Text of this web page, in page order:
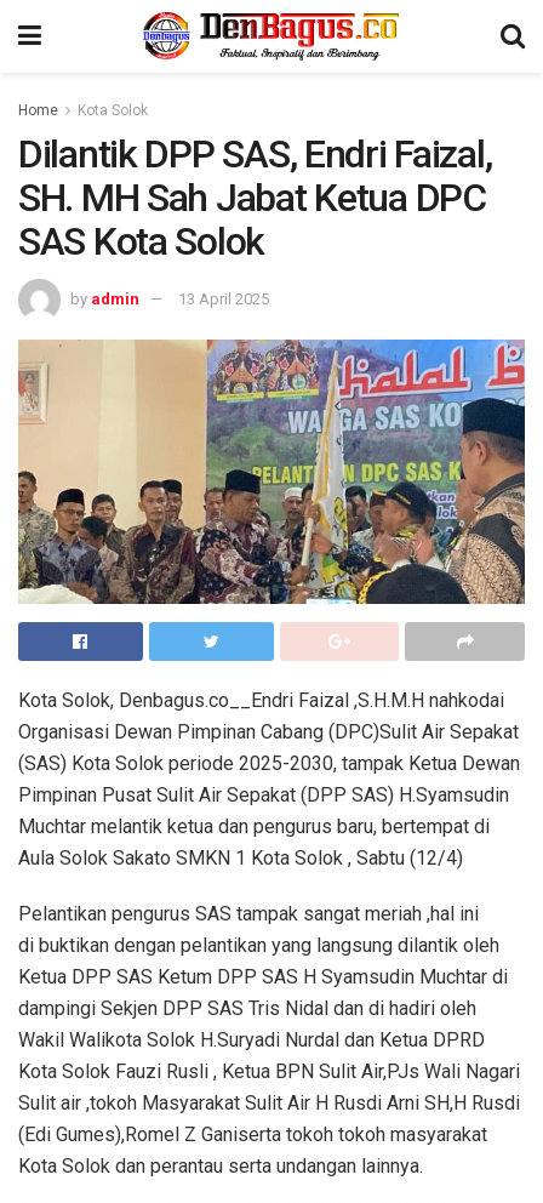
Home Kota Solok
Dilantik DPP SAS, Endri Faizal,
SH. MH Sah Jabat Ketua DPC
SAS Kota Solok
by admin 13 April 2025
Kota Solok, Denbagus.co__Endri Faizal ,S.H.M.H nahkodai
Organisasi Dewan Pimpinan Cabang (DPC)Sulit Air Sepakat
(SAS) Kota Solok periode 2025-2030, tampak Ketua Dewan
Pimpinan Pusat Sulit Air Sepakat (DPP SAS) H.Syamsudin
Muchtar melantik ketua dan pengurus baru, bertempat di
Aula Solok Sakato SMKN 1 Kota Solok , Sabtu (12/4)
Pelantikan pengurus SAS tampak sangat meriah ,hal ini
di buktikan dengan pelantikan yang langsung dilantik oleh
Ketua DPP SAS Ketum DPP SAS H Syamsudin Muchtar di
dampingi Sekjen DPP SAS Tris Nidal dan di hadiri oleh
Wakil Walikota Solok H.Suryadi Nurdal dan Ketua DPRD
Kota Solok Fauzi Rusli , Ketua BPN Sulit Air,PJs Wali Nagari
Sulit air ,tokoh Masyarakat Sulit Air H Rusdi Arni SH,H Rusdi
(Edi Gumes),Romel Z Ganiserta tokoh tokoh masyarakat
Kota Solok dan perantau serta undangan lainnya.